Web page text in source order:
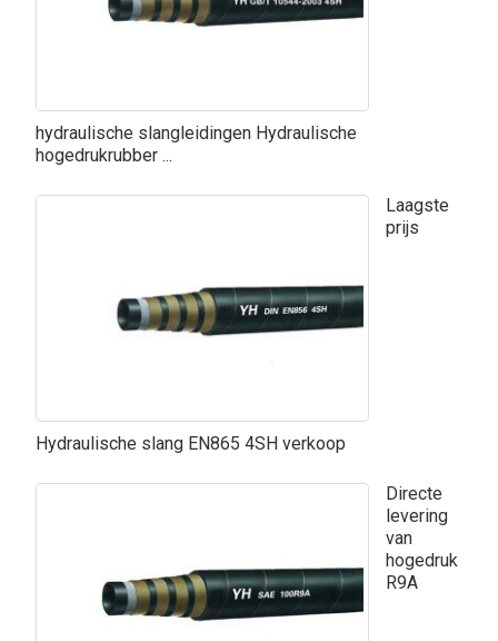
hydraulische slangleidingen Hydraulische
hogedrukrubber ...
Laagste
prijs
Hydraulische slang EN865 4SH verkoop
Directe
levering
van
hogedruk
R9A